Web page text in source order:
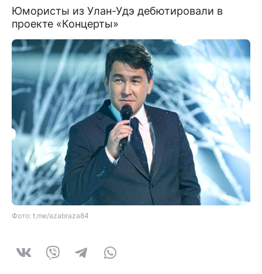
Юмористы из Улан-Удэ дебютировали в
проекте «Концерты»
Фото: t.me/azabraza84